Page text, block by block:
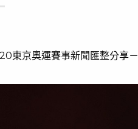
東京奧運賽事新聞匯整分享－